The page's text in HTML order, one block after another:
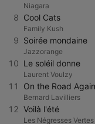
Niagara
8 Cool Cats
Family Kush
9 Soirée mondaine
Jazzorange
10 Le soléil donne
Laurent Voulzy
11 On the Road Again
Bernard Lavilliers
12 Voilà l'été
Les Négresses Vertes